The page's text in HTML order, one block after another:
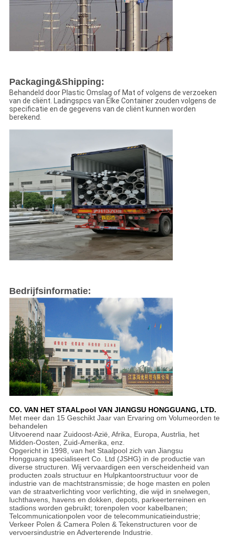
Packaging&Shipping:
Behandeld door Plastic Omslag of Mat of volgens de verzoeken
van de cliënt. Ladingspcs van Elke Container zouden volgens de
specificatie en de gegevens van de cliënt kunnen worden
berekend.
Bedrijfsinformatie:
CO. VAN HET STAALpool VAN JIANGSU HONGGUANG, LTD.
Met meer dan 15 Geschikt Jaar van Ervaring om Volumeorden te
behandelen
Uitvoerend naar Zuidoost-Azië, Afrika, Europa, Austrlia, het
Midden-Oosten, Zuid-Amerika, enz.
Opgericht in 1998, van het Staalpool zich van Jiangsu
Hongguang specialiseert Co. Ltd (JSHG) in de productie van
diverse structuren. Wij vervaardigen een verscheidenheid van
producten zoals structuur en Hulpkantoorstructuur voor de
industrie van de machtstransmissie; de hoge masten en polen
van de straatverlichting voor verlichting, die wijd in snelwegen,
luchthavens, havens en dokken, depots, parkeerterreinen en
stadions worden gebruikt; torenpolen voor kabelbanen;
Telcommunicationpolen voor de telecommunicatieindustrie;
Verkeer Polen & Camera Polen & Tekenstructuren voor de
vervoersindustrie en Adverterende Industrie.